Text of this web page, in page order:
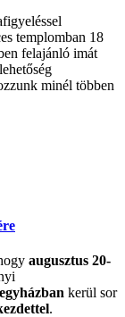
templomban 18
felajánló imát
minél többen
augusztus 20-
kerül sor
.